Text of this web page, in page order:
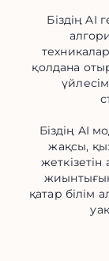
Біздің AI
қолдана
Біздің AI
жақсы,
қатар білім